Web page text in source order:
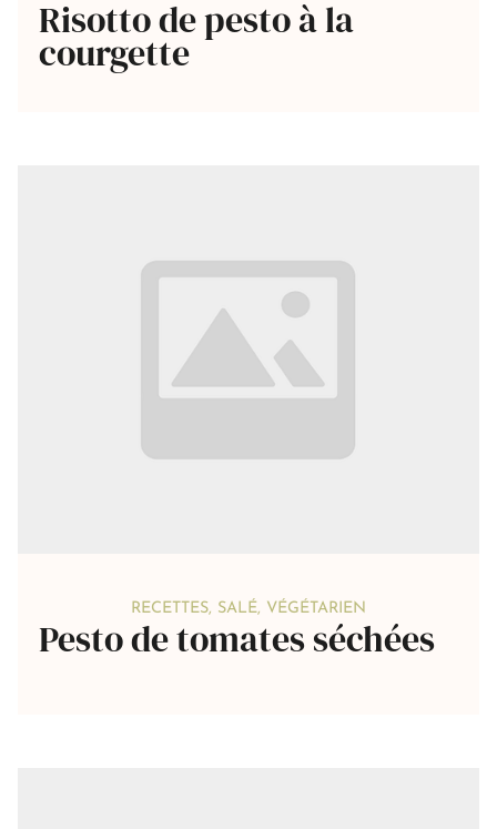
Risotto de pesto à la
courgette
RECETTES, SALÉ, VÉGÉTARIEN
Pesto de tomates séchées